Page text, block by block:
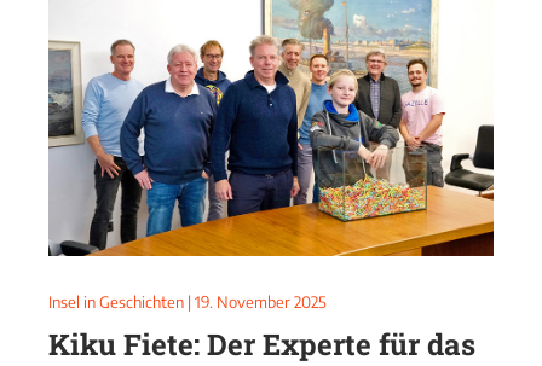
Insel in Geschichten | 19. November 2025
Kiku Fiete: Der Experte für das